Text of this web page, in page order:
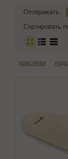
Отображать:
Сортировать
красивая